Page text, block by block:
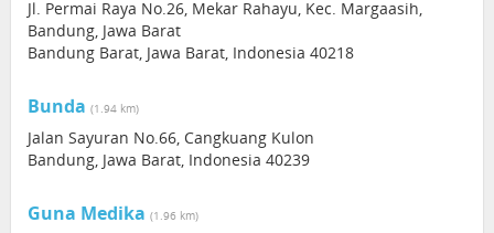
Jl. Permai Raya No.26, Mekar Rahayu, Kec. Margaasih,
Bandung, Jawa Barat
Bandung Barat, Jawa Barat, Indonesia 40218
Bunda (1.94 km)
Jalan Sayuran No.66, Cangkuang Kulon
Bandung, Jawa Barat, Indonesia 40239
Guna Medika (1.96 km)